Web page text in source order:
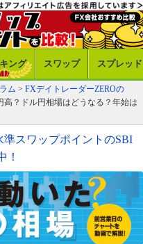
ング スワップ スプレッド
ム > FXデイトレーダーZEROの
高？ドル円相場はどうなる？年始は
スワップポイントのSBI
！